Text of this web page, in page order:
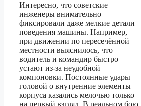
Интересно, что советские
инженеры внимательно
фиксировали даже мелкие детали
поведения машины. Например,
при движении по пересечённой
местности выяснилось, что
водитель и командир быстро
устают из-за неудобной
компоновки. Постоянные удары
головой о внутренние элементы
корпуса казались мелочью только